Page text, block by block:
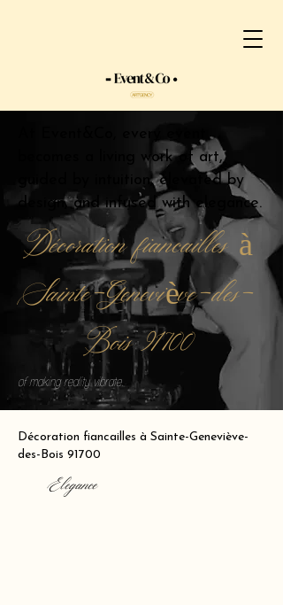
becomes a living work of art,
guided by intuition, elevated by
design, and infused with elegance.
Décoration fiancailles à
Sainte-Geneviève-des-
Bois 91700
of making reality vibrate.
Décoration fiancailles à Sainte-Geneviève-
des-Bois 91700
Elegance